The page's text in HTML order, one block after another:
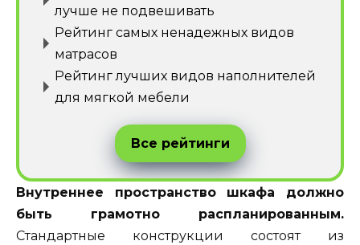
лучше не подвешивать
Рейтинг самых ненадежных видов
матрасов
Рейтинг лучших видов наполнителей
для мягкой мебели
Все рейтинги
Внутреннее пространство шкафа должно
быть грамотно распланированным.
Стандартные конструкции состоят из